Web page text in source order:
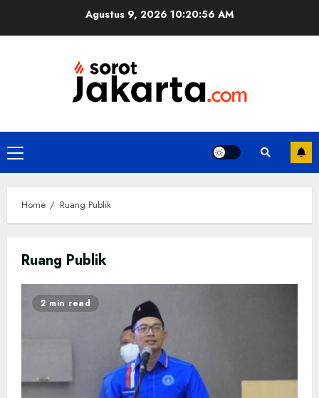
Agustus 9, 2026 10:20:56 AM
Primary
Menu
Home Ruang Publik
Ruang Publik
2 min read